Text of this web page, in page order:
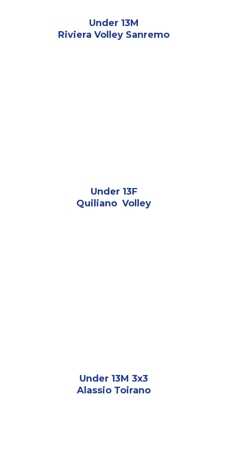
Under 13M
Riviera Volley Sanremo
Under 13M 3x3
Alassio Toirano
Under 13F
Quiliano  Volley